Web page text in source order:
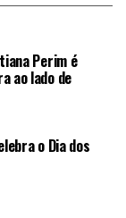
Perim é
ao lado de
o Dia dos